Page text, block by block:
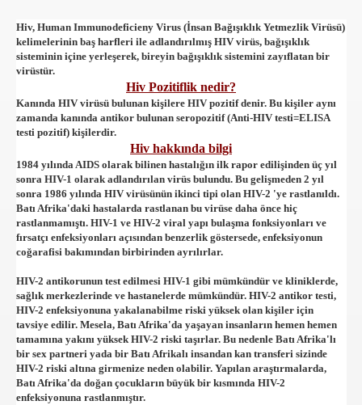
Hiv, Human Immunodeficieny Virus (İnsan Bağışıklık Yetmezlik Virüsü)
kelimelerinin baş harfleri ile adlandırılmış HIV virüs, bağışıklık
sisteminin içine yerleşerek, bireyin bağışıklık sistemini zayıflatan bir
virüstür.
Hiv Pozitiflik nedir?
Kanında HIV virüsü bulunan kişilere HIV pozitif denir. Bu kişiler aynı
zamanda kanında antikor bulunan seropozitif(Anti-HIV testi=ELISA
testi pozitif)kişilerdir.
Hiv hakkında bilgi
1984 yılında AIDS olarak bilinen hastalığın ilk rapor edilişinden üç yıl
sonra HIV-1 olarak adlandırılan virüs bulundu. Bu gelişmeden 2 yıl
sonra 1986 yılında HIV virüsünün ikinci tipi olan HIV-2 'ye rastlanıldı.
Batı Afrika'daki hastalarda rastlanan bu virüse daha önce hiç
rastlanmamıştı. HIV-1 ve HIV-2 viral yapı bulaşma fonksiyonları ve
fırsatçı enfeksiyonları açısından benzerlik göstersede, enfeksiyonun
coğarafisi bakımından birbirinden ayrılırlar.
HIV-2 antikorunun test edilmesi HIV-1 gibi mümkündür ve kliniklerde,
sağlık merkezlerinde ve hastanelerde mümkündür. HIV-2 antikor testi,
HIV-2 enfeksiyonuna yakalanabilme riski yüksek olan kişiler için
tavsiye edilir. Mesela, Batı Afrika'da yaşayan insanların hemen hemen
tamamına yakını yüksek HIV-2 riski taşırlar. Bu nedenle Batı Afrika'lı
bir sex partneri yada bir Batı Afrikalı insandan kan transferi sizinde
HIV-2 riski altına girmenize neden olabilir. Yapılan araştırmalarda,
Batı Afrika'da doğan çocukların büyük bir kısmında HIV-2
enfeksiyonuna rastlanmıştır.